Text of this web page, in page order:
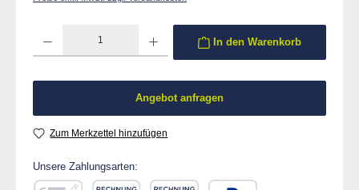
In den Warenkorb
Angebot anfragen
Zum Merkzettel hinzufügen
Unsere Zahlungsarten: